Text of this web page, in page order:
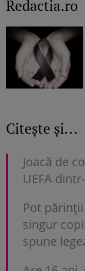
Redactia.ro
Citește și...
Joacă de
UEFA
Pot
singur
spune